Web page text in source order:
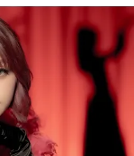
ず
あるけど
いと